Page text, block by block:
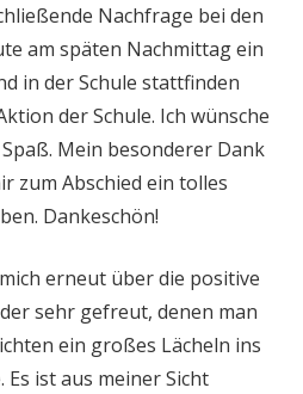
Nachfrage bei den
am späten Nachmittag ein
in der Schule stattfinden
der Schule. Ich wünsche
Mein besonderer Dank
zum Abschied ein tolles
Dankeschön!
erneut über die positive
sehr gefreut, denen man
ein großes Lächeln ins
ist aus meiner Sicht